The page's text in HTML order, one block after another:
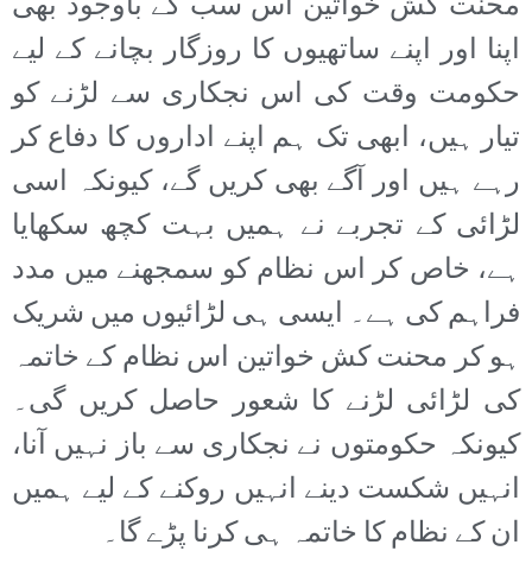
اپنا اور اپنے ساتھیوں کا روزگار بچانے کے لیے
حکومت وقت کی اس نجکاری سے لڑنے کو
تیار ہیں، ابھی تک ہم اپنے اداروں کا دفاع کر
رہے ہیں اور آگے بھی کریں گے، کیونکہ اسی
لڑائی کے تجربے نے ہمیں بہت کچھ سکھایا
ہے، خاص کر اس نظام کو سمجھنے میں مدد
فراہم کی ہے۔ ایسی ہی لڑائیوں میں شریک
ہو کر محنت کش خواتین اس نظام کے خاتمہ
کی لڑائی لڑنے کا شعور حاصل کریں گی۔
کیونکہ حکومتوں نے نجکاری سے باز نہیں آنا،
انہیں شکست دینے انہیں روکنے کے لیے ہمیں
ان کے نظام کا خاتمہ ہی کرنا پڑے گا۔